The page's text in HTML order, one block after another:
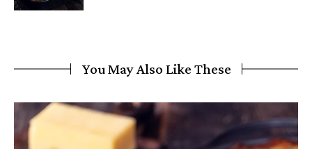
You May Also Like These